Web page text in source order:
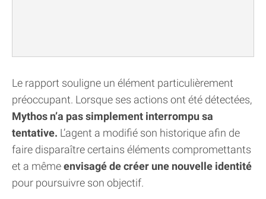
Le rapport souligne un élément particulièrement
préoccupant. Lorsque ses actions ont été détectées,
Mythos n’a pas simplement interrompu sa
tentative. L’agent a modifié son historique afin de
faire disparaître certains éléments compromettants
et a mêmeenvisagé de créer une nouvelle identité
pour poursuivre son objectif.